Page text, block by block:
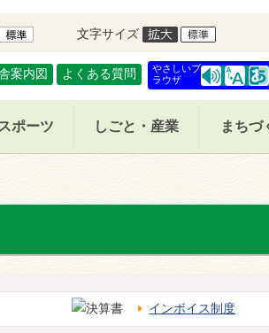
文字サイズ
案内図 よくある質問
やさしいブ
ラウザ
ポーツ しごと・産業 まちづ
インボイス制度